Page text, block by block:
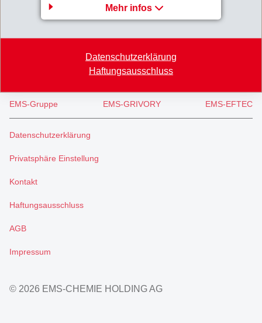
Mehr infos
Datenschutzerklärung
Haftungsausschluss
EMS-Gruppe EMS-GRIVORY EMS-EFTEC
Datenschutzerklärung
Privatsphäre Einstellung
Kontakt
Haftungsausschluss
AGB
Impressum
© 2026 EMS-CHEMIE HOLDING AG